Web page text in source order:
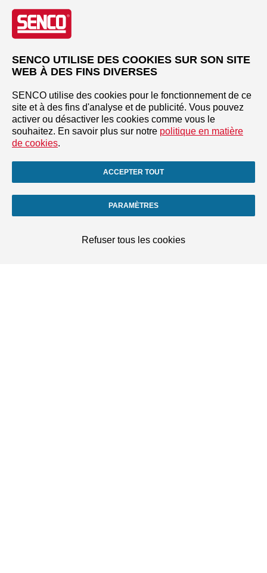
SENCO UTILISE DES COOKIES SUR SON SITE
WEB À DES FINS DIVERSES
SENCO utilise des cookies pour le fonctionnement de ce
site et à des fins d'analyse et de publicité. Vous pouvez
activer ou désactiver les cookies comme vous le
souhaitez. En savoir plus sur notre politique en matière
de cookies.
ACCEPTER TOUT
PARAMÈTRES
Refuser tous les cookies